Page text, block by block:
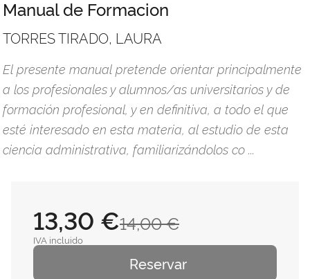
Manual de Formacion
TORRES TIRADO, LAURA
El presente manual pretende orientar principalmente
a los profesionales y alumnos/as universitarios y de
formación profesional, y en definitiva, a todo el que
esté interesado en esta materia, al estudio de esta
ciencia administrativa, familiarizándolos co ...
14,00 €
13,30 €
IVA incluido
Reservar